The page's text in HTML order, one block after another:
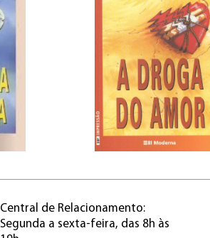
Central de Relacionamento:
Segunda a sexta-feira, das 8h às